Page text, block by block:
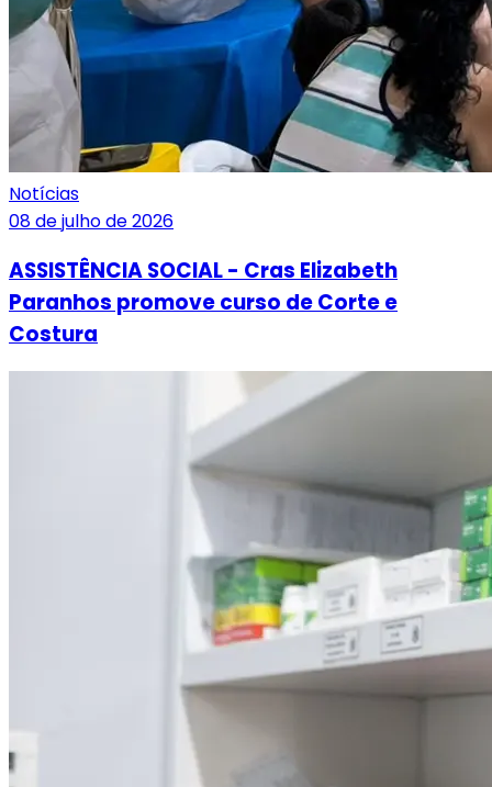
Notícias
08 de julho de 2026
ASSISTÊNCIA SOCIAL - Cras Elizabeth
Paranhos promove curso de Corte e
Costura